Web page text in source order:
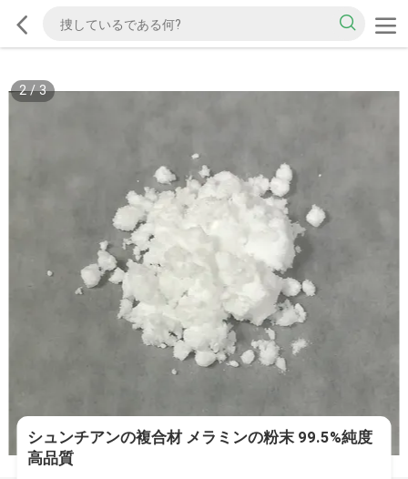
2/3
シュンチアンの複合材 メラミンの粉末 99.5%純度
高品質